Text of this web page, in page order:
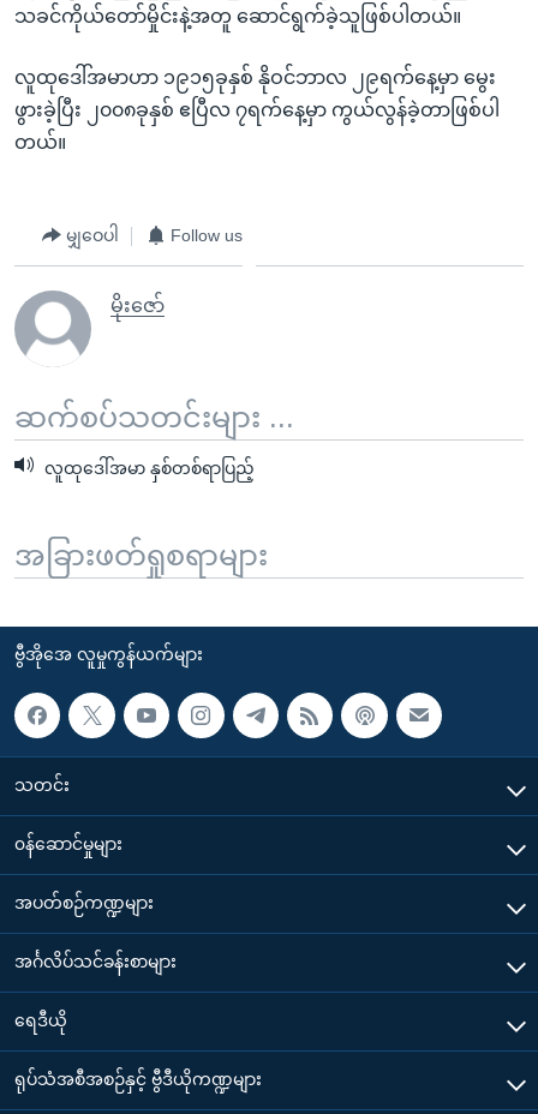
သခင်ကိုယ်တော်မှိုင်းနဲ့အတူ ဆောင်ရွက်ခဲ့သူဖြစ်ပါတယ်။
လူထုဒေါ်အမာဟာ ၁၉၁၅ခုနှစ် နိုဝင်ဘာလ ၂၉ရက်နေ့မှာ မွေး
ဖွားခဲ့ပြီး ၂၀၀၈ခုနှစ် ဧပြီလ ၇ရက်နေ့မှာ ကွယ်လွန်ခဲ့တာဖြစ်ပါ
တယ်။
မျှဝေပါ Follow us
မိုးဇော်
ဆက်စပ်သတင်းများ ...
လူထုဒေါ်အမာ နှစ်တစ်ရာပြည့်
အခြားဖတ်ရှုစရာများ
ဗွီအိုအေ လူမှုကွန်ယက်များ
သတင်း
၀န်ဆောင်မှုများ
အပတ်စဉ်ကဏ္ဍများ
အင်္ဂလိပ်သင်ခန်းစာများ
ရေဒီယို
ရုပ်သံအစီအစဉ်နှင့် ဗွီဒီယိုကဏ္ဍများ